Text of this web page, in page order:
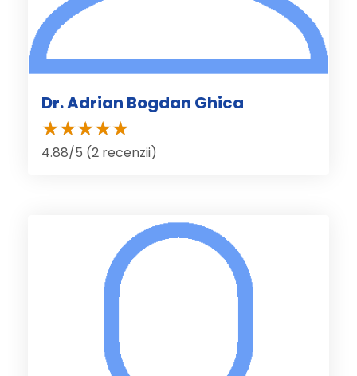
Dr. Adrian Bogdan Ghica
4.88/5 (2 recenzii)